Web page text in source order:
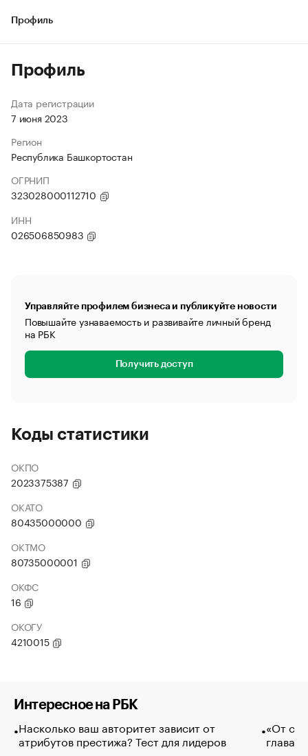
Профиль
Профиль
Дата регистрации
7 июня 2023
Регион
Республика Башкортостан
ОГРНИП
323028000112710
ИНН
026506850983
Управляйте профилем бизнеса и публикуйте новости
Повышайте узнаваемость и развивайте личный бренд
на РБК
Получить доступ
Коды статистики
ОКПО
2023375387
ОКАТО
80435000000
ОКТМО
80735000001
ОКФС
16
ОКОГУ
4210015
Интересное на РБК
Насколько ваш авторитет зависит от
атрибутов престижа? Тест для лидеров
«От
глава